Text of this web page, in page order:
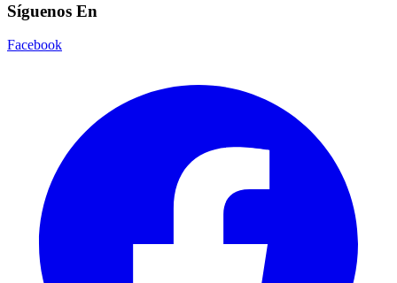
Síguenos En
Facebook